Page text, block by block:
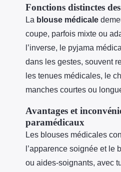
Fonctions distinctes
La blouse médicale
coupe, parfois mixte ou
l’inverse, le pyjama
dans les gestes, souvent
les tenues médicales, le
manches courtes ou
Avantages et
paramédicaux
Les blouses médicales
l’apparence soignée et
ou aides-soignants, avec